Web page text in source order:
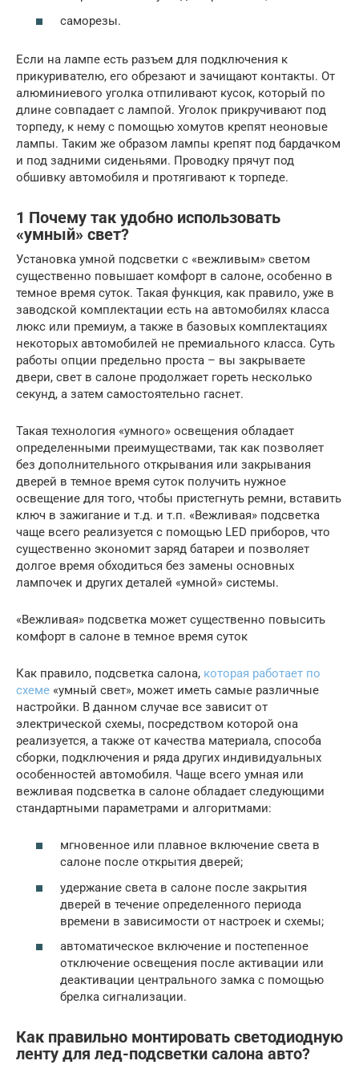
саморезы.
Если на лампе есть разъем для подключения к
прикуривателю, его обрезают и зачищают контакты. От
алюминиевого уголка отпиливают кусок, который по
длине совпадает с лампой. Уголок прикручивают под
торпеду, к нему с помощью хомутов крепят неоновые
лампы. Таким же образом лампы крепят под бардачком
и под задними сиденьями. Проводку прячут под
обшивку автомобиля и протягивают к торпеде.
1 Почему так удобно использовать
«умный» свет?
Установка умной подсветки с «вежливым» светом
существенно повышает комфорт в салоне, особенно в
темное время суток. Такая функция, как правило, уже в
заводской комплектации есть на автомобилях класса
люкс или премиум, а также в базовых комплектациях
некоторых автомобилей не премиального класса. Суть
работы опции предельно проста – вы закрываете
двери, свет в салоне продолжает гореть несколько
секунд, а затем самостоятельно гаснет.
Такая технология «умного» освещения обладает
определенными преимуществами, так как позволяет
без дополнительного открывания или закрывания
дверей в темное время суток получить нужное
освещение для того, чтобы пристегнуть ремни, вставить
ключ в зажигание и т.д. и т.п. «Вежливая» подсветка
чаще всего реализуется с помощью LED приборов, что
существенно экономит заряд батареи и позволяет
долгое время обходиться без замены основных
лампочек и других деталей «умной» системы.
«Вежливая» подсветка может существенно повысить
комфорт в салоне в темное время суток
Как правило, подсветка салона, которая работает по
схеме «умный свет», может иметь самые различные
настройки. В данном случае все зависит от
электрической схемы, посредством которой она
реализуется, а также от качества материала, способа
сборки, подключения и ряда других индивидуальных
особенностей автомобиля. Чаще всего умная или
вежливая подсветка в салоне обладает следующими
стандартными параметрами и алгоритмами:
мгновенное или плавное включение света в
салоне после открытия дверей;
удержание света в салоне после закрытия
дверей в течение определенного периода
времени в зависимости от настроек и схемы;
автоматическое включение и постепенное
отключение освещения после активации или
деактивации центрального замка с помощью
брелка сигнализации.
Как правильно монтировать светодиодную
ленту для лед-подсветки салона авто?